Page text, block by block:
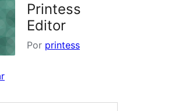
Printess
Editor
Por printess